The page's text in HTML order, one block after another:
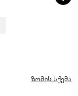
ზომის სქემა